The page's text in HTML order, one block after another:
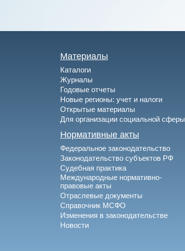
Материалы
Каталоги
Журналы
Годовые отчеты
Новые регионы: учет и налоги
Открытые материалы
Для организации социальной сферы
Нормативные акты
Федеральное законодательство
Законодательство субъектов РФ
Судебная практика
Международные нормативно-
правовые акты
Отраслевые документы
Справочник МСФО
Изменения в законодательстве
Новости